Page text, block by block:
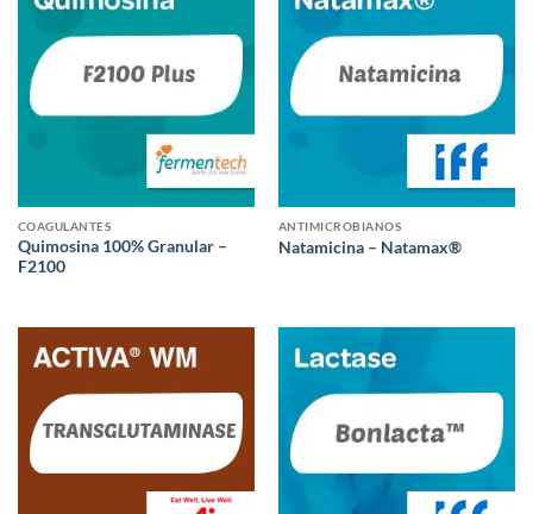
COAGULANTES
Quimosina 100% Granular –
F2100
ANTIMICROBIANOS
Natamicina – Natamax®